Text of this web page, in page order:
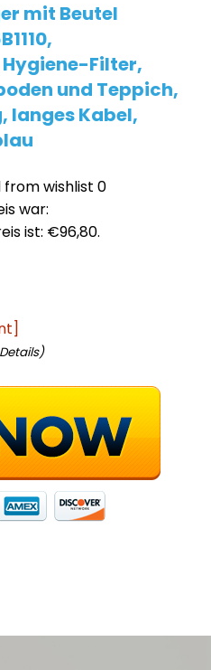
mit Beutel
Filter,
und Teppich,
langes Kabel,
from wishlist 0
war:
ist: €96,80.
Details)